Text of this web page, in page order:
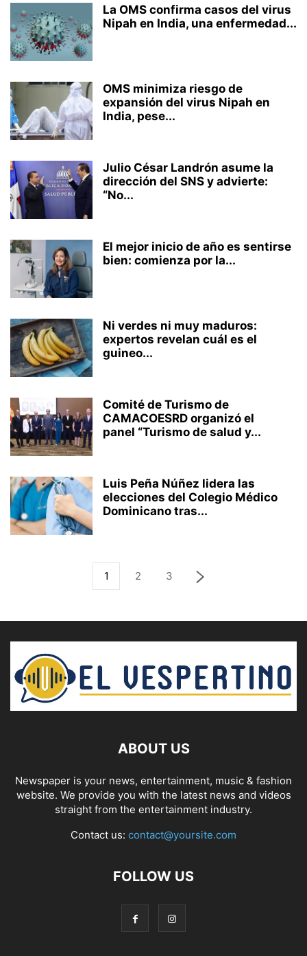
La OMS confirma casos del virus
Nipah en India, una enfermedad...
OMS minimiza riesgo de
expansión del virus Nipah en
India, pese...
Julio César Landrón asume la
dirección del SNS y advierte:
“No...
El mejor inicio de año es sentirse
bien: comienza por la...
Ni verdes ni muy maduros:
expertos revelan cuál es el
guineo...
Comité de Turismo de
CAMACOESRD organizó el
panel “Turismo de salud y...
Luis Peña Núñez lidera las
elecciones del Colegio Médico
Dominicano tras...
1 2 3
ABOUT US
Newspaper is your news, entertainment, music & fashion
website. We provide you with the latest news and videos
straight from the entertainment industry.
Contact us: contact@yoursite.com
FOLLOW US